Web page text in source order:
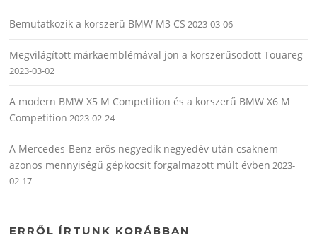
Bemutatkozik a korszerű BMW M3 CS 2023-03-06
Megvilágított márkaemblémával jön a korszerűsödött Touareg
2023-03-02
A modern BMW X5 M Competition és a korszerű BMW X6 M
Competition 2023-02-24
A Mercedes-Benz erős negyedik negyedév után csaknem
azonos mennyiségű gépkocsit forgalmazott múlt évben 2023-
02-17
ERRŐL ÍRTUNK KORÁBBAN